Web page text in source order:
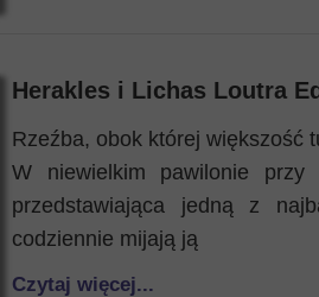
Herakles i Lichas Loutra
Rzeźba, obok której większość
W niewielkim pawilonie
przedstawiająca jedną z
codziennie mijają ją
Czytaj więcej...